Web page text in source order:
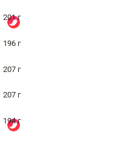
201 г
196 г
207 г
207 г
194 г